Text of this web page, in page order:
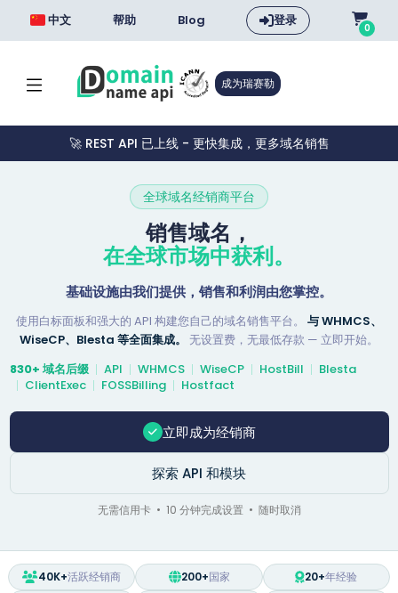
中文 帮助 Blog 登录 0
成为瑞赛勒
🚀 REST API 已上线 - 更快集成，更多域名销售
全球域名经销商平台
销售域名，
在全球市场中获利。
基础设施由我们提供，销售和利润由您掌控。
使用白标面板和强大的 API 构建您自己的域名销售平台。 与 WHMCS、
WiseCP、Blesta 等全面集成。 无设置费，无最低存款 — 立即开始。
830+ 域名后缀
API WHMCS WiseCP HostBill
Blesta
ClientExec
FOSSBilling Hostfact
立即成为经销商
探索 API 和模块
无需信用卡 • 10 分钟完成设置 • 随时取消
40K+活跃经销商 200+国家 20+年经验